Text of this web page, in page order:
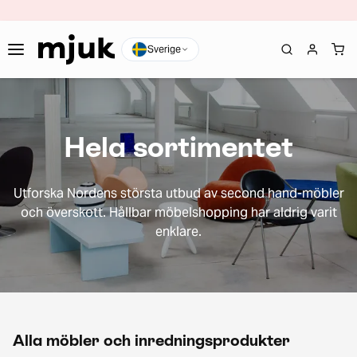
Sverige
Hela sortimentet
Utforska Nordens största utbud av second hand-möbler
och överskott. Hållbar möbelshopping har aldrig varit
enklare.
Alla möbler och inredningsprodukter